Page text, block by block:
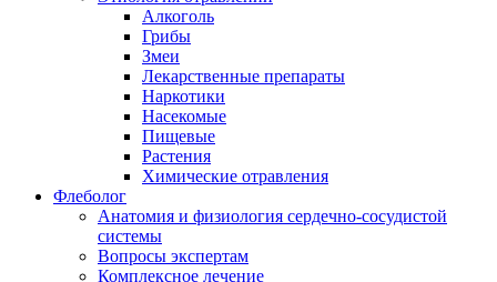
Алкоголь
Грибы
Змеи
Лекарственные препараты
Наркотики
Насекомые
Пищевые
Растения
Химические отравления
Флеболог
Анатомия и физиология сердечно-сосудистой
системы
Вопросы экспертам
Комплексное лечение